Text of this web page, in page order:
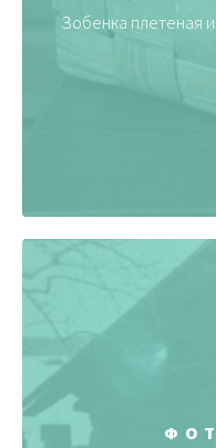
Зобенка плетеная